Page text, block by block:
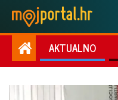
AKTUALNO